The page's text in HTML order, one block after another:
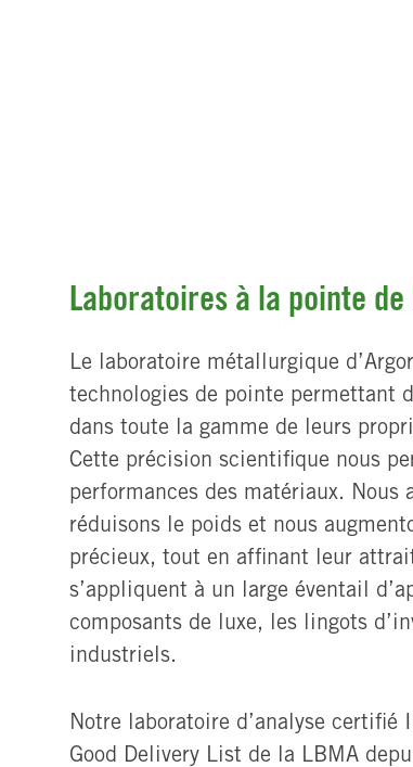
Laboratoires à la pointe
Le laboratoire métallurgique
technologies de pointe permettant
dans toute la gamme de leurs
Cette précision scientifique nous
performances des matériaux. Nous
réduisons le poids et nous
précieux, tout en affinant leur
s’appliquent à un large éventail
composants de luxe, les lingots
industriels.
Notre laboratoire d’analyse
Good Delivery List de la LBMA